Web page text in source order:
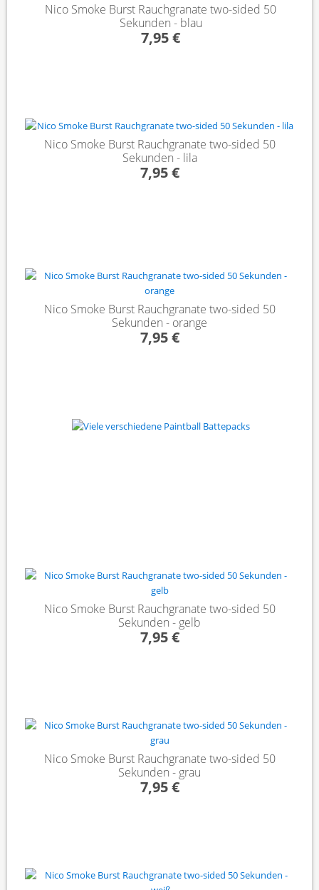
Nico Smoke Burst Rauchgranate two-sided 50
Sekunden - blau
7,95 €
Nico Smoke Burst Rauchgranate two-sided 50
Sekunden - lila
7,95 €
Nico Smoke Burst Rauchgranate two-sided 50
Sekunden - orange
7,95 €
Nico Smoke Burst Rauchgranate two-sided 50
Sekunden - gelb
7,95 €
Nico Smoke Burst Rauchgranate two-sided 50
Sekunden - grau
7,95 €